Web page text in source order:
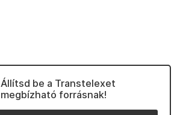
Állítsd be a Transtelexet
megbízható forrásnak!